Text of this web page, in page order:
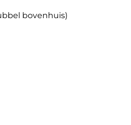
bovenhuis)